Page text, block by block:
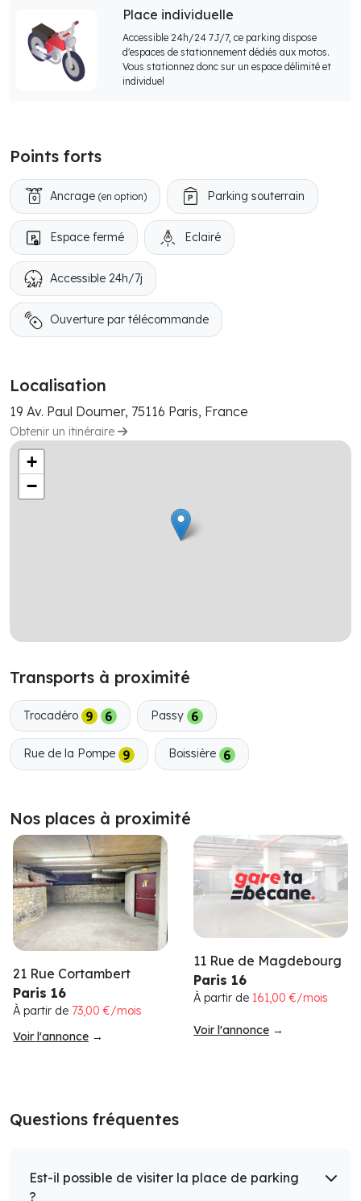
Place individuelle
Accessible 24h/24 7J/7, ce parking dispose
d'espaces de stationnement dédiés aux motos.
Vous stationnez donc sur un espace délimité et
individuel
Points forts
Ancrage (en option) Parking souterrain
Espace fermé Eclairé
Accessible 24h/7j
Ouverture par télécommande
Localisation
19 Av. Paul Doumer, 75116 Paris, France
Obtenir un itinéraire
+
−
Transports à proximité
Trocadéro Passy
Rue de la Pompe Boissière
Nos places à proximité
21 Rue Cortambert
Paris 16
À partir de 73,00 €/mois
Voir l'annonce →
11 Rue de Magdebourg
Paris 16
À partir de 161,00 €/mois
Voir l'annonce →
Questions fréquentes
Est-il possible de visiter la place de parking
?